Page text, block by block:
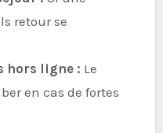
retour se
hors ligne : Le
en cas de fortes